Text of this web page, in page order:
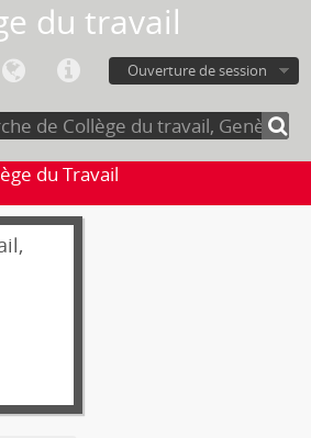
du travail
Ouverture de session
du Travail